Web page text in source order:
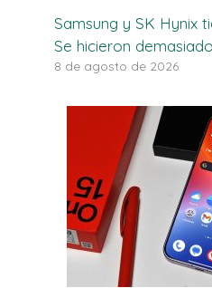
Samsung y SK Hynix
Se hicieron
8 de agosto de 2026